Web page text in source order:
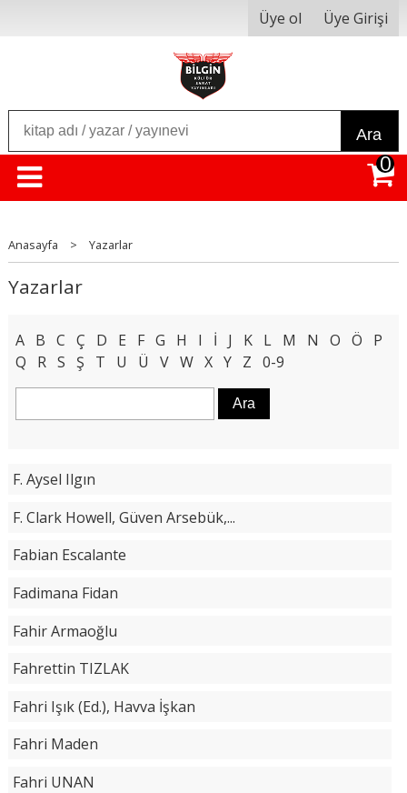
Üye ol Üye Girişi
Ara
0
Anasayfa > Yazarlar
Yazarlar
A B C Ç D E F G H I İ J K L M N O Ö
P
Q
R S Ş T U Ü V W X Y Z 0-9
F. Aysel Ilgın
F. Clark Howell, Güven Arsebük,...
Fabian Escalante
Fadimana Fidan
Fahir Armaoğlu
Fahrettin TIZLAK
Fahri Işık (Ed.), Havva İşkan
Fahri Maden
Fahri UNAN